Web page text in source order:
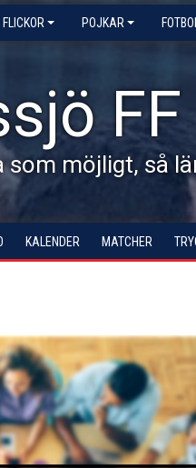
FLICKOR POJKAR
FF
som möjligt, så
KALENDER MATCHER